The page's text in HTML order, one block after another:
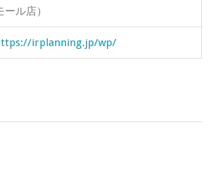
ール店）
irplanning.jp/wp/